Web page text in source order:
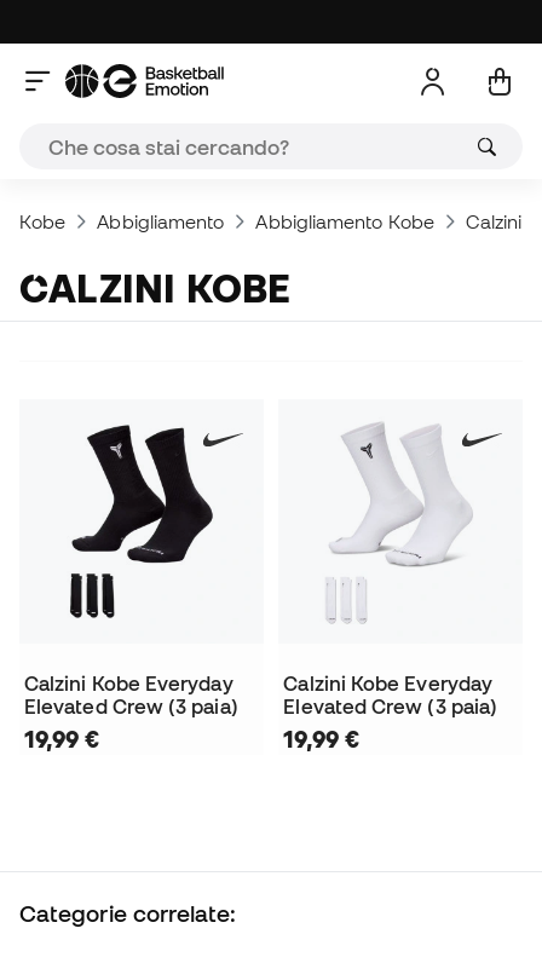
Kobe Abbigliamento Abbigliamento Kobe Calzini
CALZINI KOBE
Calzini Kobe Everyday
Elevated Crew (3 paia)
19,99 €
Calzini Kobe Everyday
Elevated Crew (3 paia)
19,99 €
Categorie correlate: